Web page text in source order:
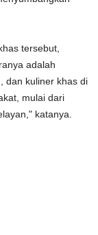
tersebut,
adalah
dan kuliner khas di
mulai dari
katanya.